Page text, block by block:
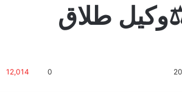
طلاق
0
12,014